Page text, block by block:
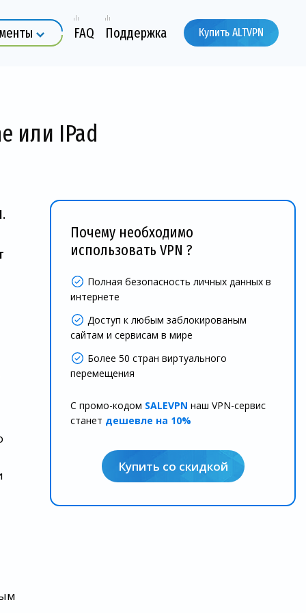
FAQ Поддержка Купить ALTVPN
или IPad
Почему необходимо
использовать VPN ?
Полная безопасность личных данных в
интернете
Доступ к любым заблокированым
сайтам и сервисам в мире
Более 50 стран виртуального
перемещения
С промо-кодом SALEVPN наш VPN-сервис
станет дешевле на 10%
Купить со скидкой